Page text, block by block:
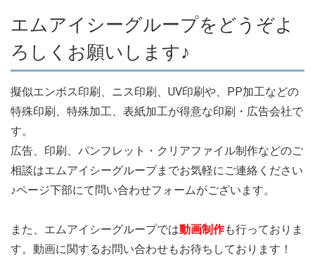
エムアイシーグループをどうぞよ
ろしくお願いします♪
擬似エンボス印刷、ニス印刷、UV印刷や、PP加工などの
特殊印刷、特殊加工、表紙加工が得意な印刷・広告会社で
す。
広告、印刷、パンフレット・クリアファイル制作などのご
相談はエムアイシーグループまでお気軽にご連絡ください
♪ページ下部にて問い合わせフォームがございます。
また、エムアイシーグループでは動画制作も行っておりま
す。動画に関するお問い合わせもお待ちしております！